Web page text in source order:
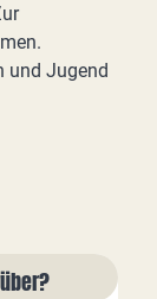
und Jugend